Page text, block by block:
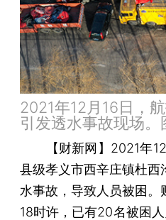
2021年12月16日，
引发透水事故现场
【财新网】 2021年
县级孝义市西辛庄镇杜西
水事故，导致人员被困。
18时许，已有20名被困